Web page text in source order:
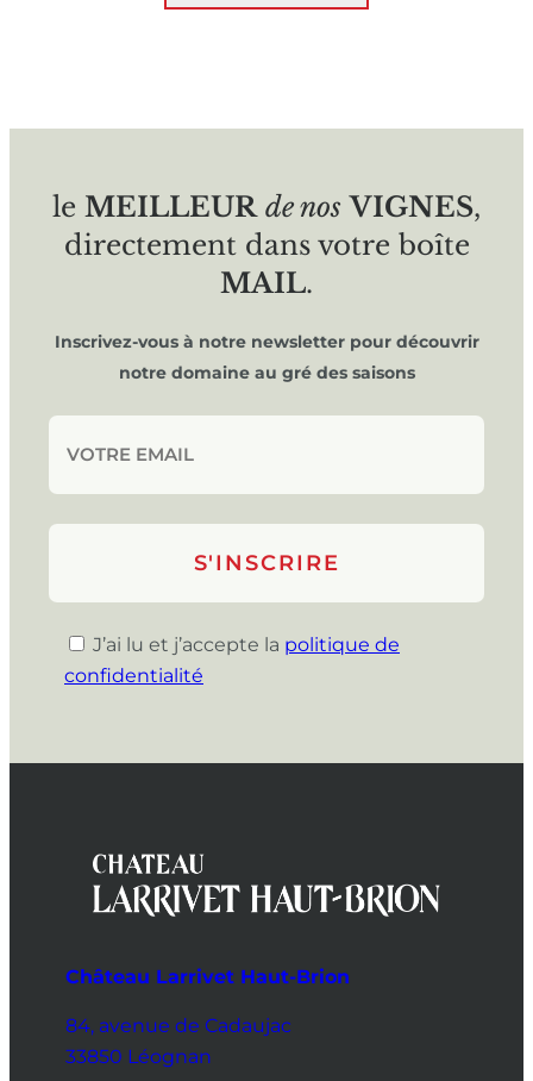
le MEILLEUR de nos VIGNES,
directement dans votre boîte
MAIL.
Inscrivez-vous à notre newsletter pour découvrir
notre domaine au gré des saisons
J’ai lu et j’accepte la politique de
confidentialité
Château Larrivet Haut-Brion
84, avenue de Cadaujac
33850 Léognan